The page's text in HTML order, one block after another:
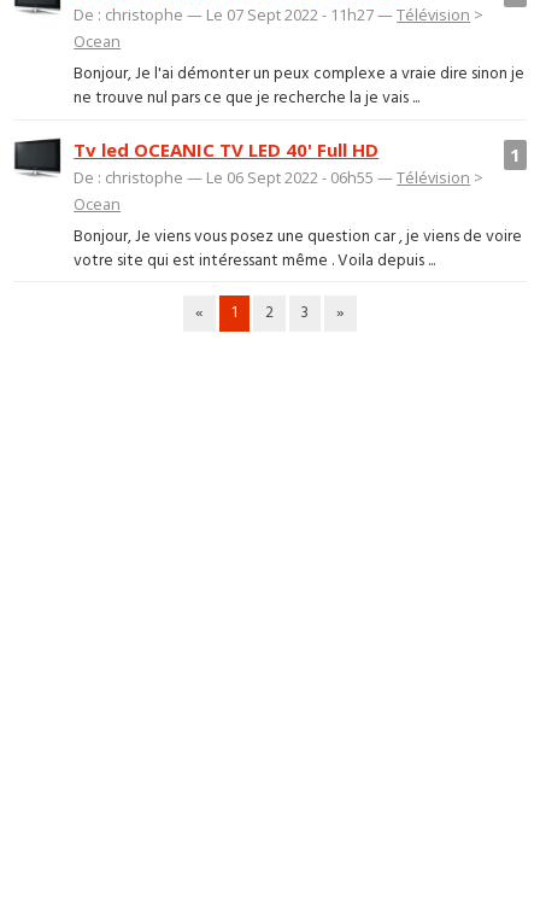
De : christophe — Le 07 Sept 2022 - 11h27 —Télévision >
Ocean
Bonjour, Je l'ai démonter un peux complexe a vraie dire sinon je
ne trouve nul pars ce que je recherche la je vais ...
1
Tv led OCEANIC TV LED 40' Full HD
De : christophe — Le 06 Sept 2022 - 06h55 —Télévision >
Ocean
Bonjour, Je viens vous posez une question car , je viens de voire
votre site qui est intéressant même . Voila depuis ...
« 1 2 3 »